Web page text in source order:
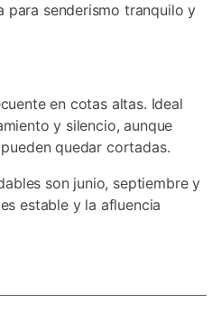
para senderismo tranquilo y
en cotas altas. Ideal
y silencio, aunque
quedar cortadas.
son junio, septiembre y
estable y la afluencia